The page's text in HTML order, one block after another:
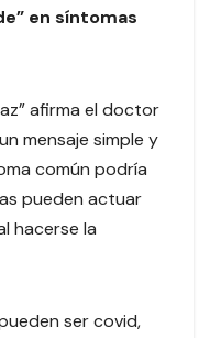
en síntomas
afirma el doctor
mensaje simple y
común podría
pueden actuar
hacerse la
ser covid,